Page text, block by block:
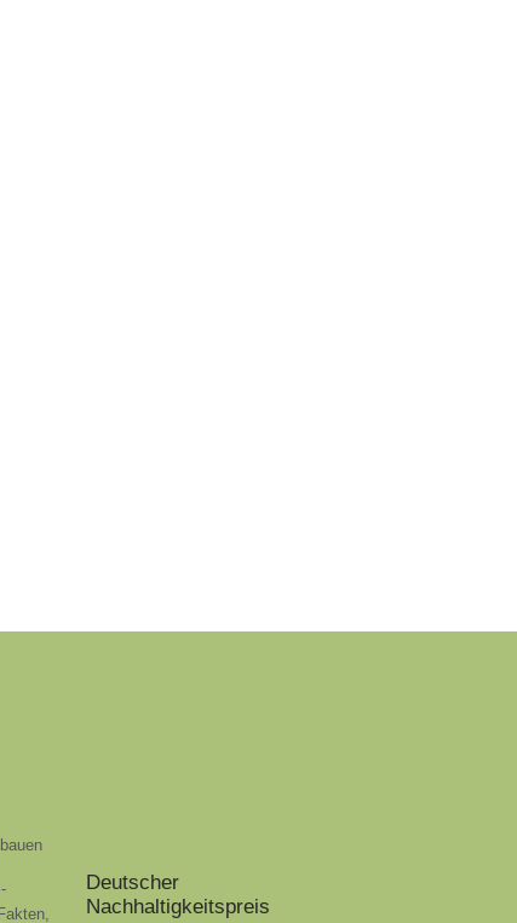
Deutscher
Nachhaltigkeitspreis